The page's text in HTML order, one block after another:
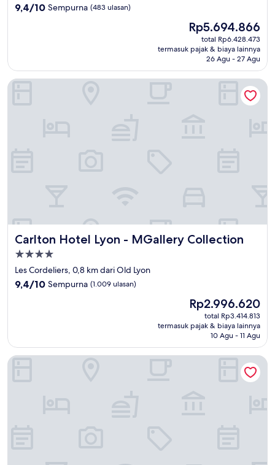
5.0
9.4
9,4/10 Sempurna (483 ulasan)
Harga
sekarang
Rp5.694.866
Rp5.694.866
total Rp6.428.473
termasuk pajak & biaya lainnya
26 Agu - 27 Agu
Carlton Hotel Lyon - MGallery Collection
Carlton Hotel Lyon - MGallery Collection
Properti
bintang
4.0
Les Cordeliers, 0,8 km dari Old Lyon
9.4
9,4/10 Sempurna (1.009 ulasan)
Harga
sekarang
Rp2.996.620
Rp2.996.620
total Rp3.414.813
termasuk pajak & biaya lainnya
10 Agu - 11 Agu
Carlton Hotel Lyon - MGallery Collection
Villa Maïa